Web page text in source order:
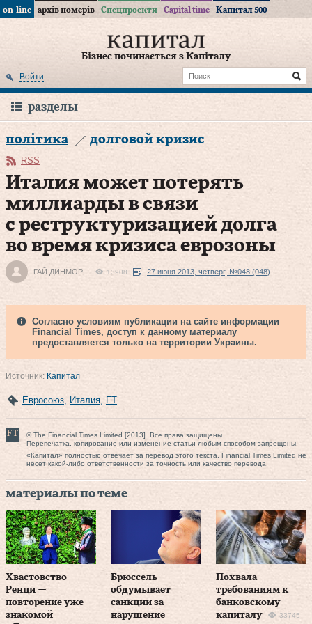
on-line архів номерів Спецпроекти Capital time Капитал 500
Бізнес починається з Капіталу
Войти
разделы
політика долговой кризис
RSS
Италия может потерять
миллиарды в связи
с реструктуризацией долга
во время кризиса еврозоны
ГАЙ ДИНМОР 13908 27 июня 2013, четверг, №048 (048)
Согласно условиям публикации на сайте информации
Financial Times, доступ к данному материалу
предоставляется только на территории Украины.
Источник: Капитал
Евросоюз, Италия, FT
© The Financial Times Limited [2013]. Все права защищены.
Перепечатка, копирование или изменение статьи любым способом запрещены.
«Капитал» полностью отвечает за перевод этого текста, Financial Times Limited не
несет какой-либо ответственности за точность или качество перевода.
материалы по теме
Хвастовство
Ренци —
повторение уже
знакомой
Брюссель
обдумывает
санкции за
нарушение
Похвала
требованиям к
банковскому
капиталу
33745